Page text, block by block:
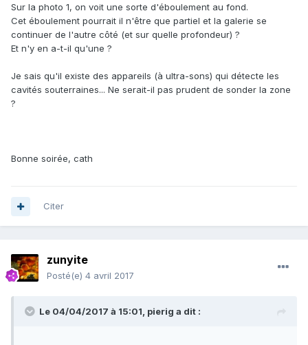
Sur la photo 1, on voit une sorte d'éboulement au fond.
Cet éboulement pourrait il n'être que partiel et la galerie se
continuer de l'autre côté (et sur quelle profondeur) ?
Et n'y en a-t-il qu'une ?
Je sais qu'il existe des appareils (à ultra-sons) qui détecte les
cavités souterraines... Ne serait-il pas prudent de sonder la zone
?
Bonne soirée, cath
Citer
zunyite
Posté(e) 4 avril 2017
Le 04/04/2017 à 15:01, pierig a dit :